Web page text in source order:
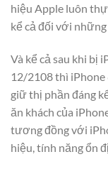
hiệu Apple luôn
kể cả đối với
Và kể cả sau khi bị
12/2108 thì iPhone
giữ thị phần đáng
ăn khách của
tương đồng với
hiệu, tính năng ổn